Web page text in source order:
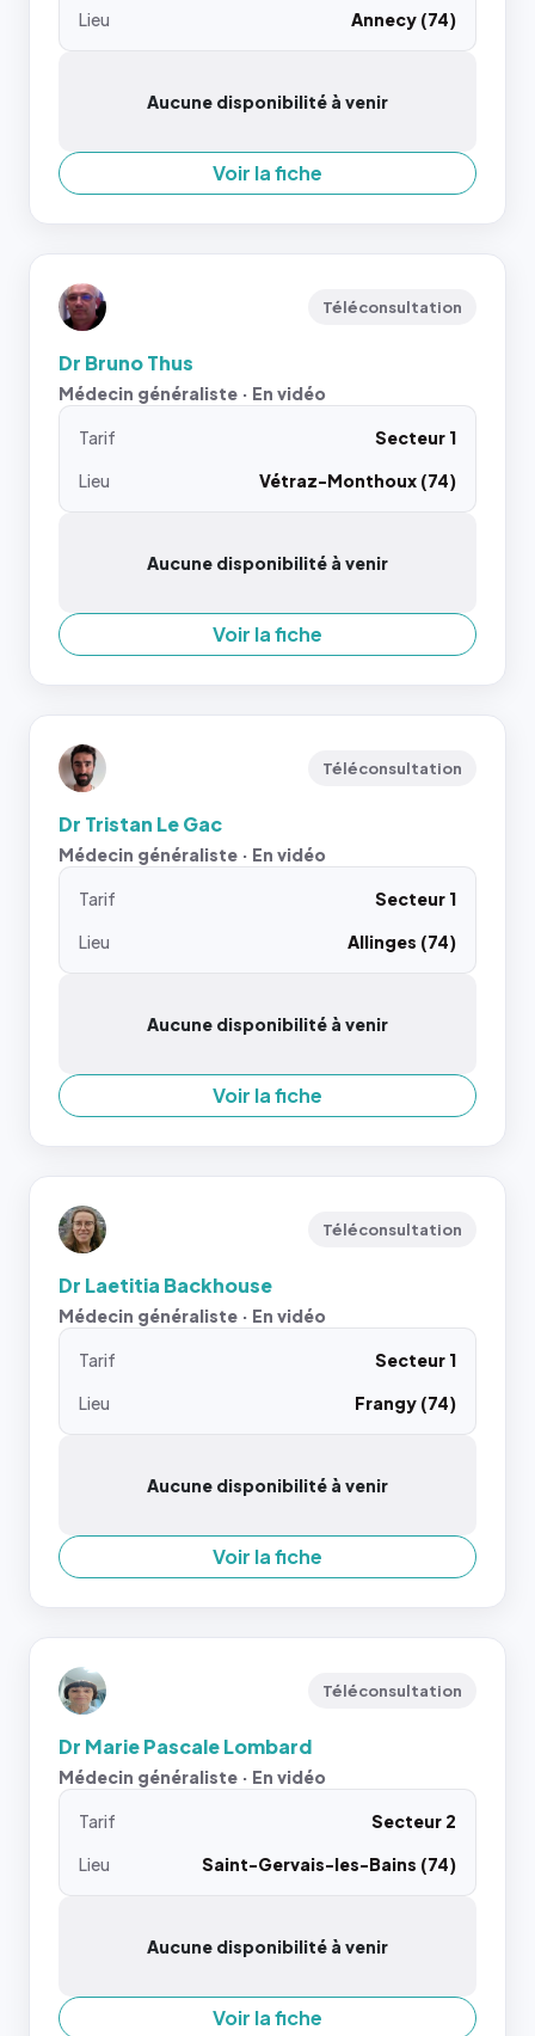
Lieu Annecy (74)
Aucune disponibilité à venir
Voir la fiche
Téléconsultation
Dr Bruno Thus
Médecin généraliste · En vidéo
Tarif
Secteur 1
Lieu
Vétraz-Monthoux (74)
Aucune disponibilité à venir
Voir la fiche
Téléconsultation
Dr Tristan Le Gac
Médecin généraliste · En vidéo
Tarif
Secteur 1
Lieu
Allinges (74)
Aucune disponibilité à venir
Voir la fiche
Téléconsultation
Dr Laetitia Backhouse
Médecin généraliste · En vidéo
Tarif
Secteur 1
Lieu
Frangy (74)
Aucune disponibilité à venir
Voir la fiche
Téléconsultation
Dr Marie Pascale Lombard
Médecin généraliste · En vidéo
Tarif
Secteur 2
Lieu
Saint-Gervais-les-Bains (74)
Aucune disponibilité à venir
Voir la fiche